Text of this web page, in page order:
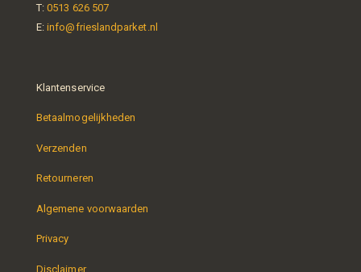
T:0513 626 507
E:info@frieslandparket.nl
Klantenservice
Betaalmogelijkheden
Verzenden
Retourneren
Algemene voorwaarden
Privacy
Disclaimer